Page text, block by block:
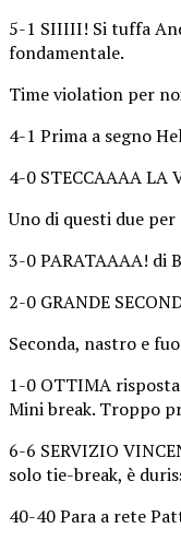
5-1 SIIIII! Si tuffa
fondamentale.
Time violation per
4-1 Prima a segno
4-0 STECCAAAA LA
Uno di questi due
3-0 PARATAAAA! di
2-0 GRANDE
Seconda, nastro e
1-0 OTTIMA
Mini break. Troppo
6-6 SERVIZIO
solo tie-break, è
40-40 Para a rete